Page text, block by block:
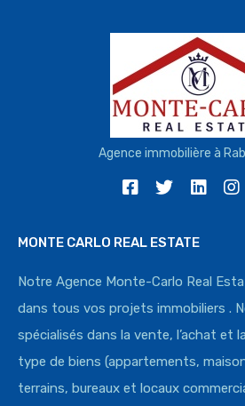
Agence immobilière à
MONTE CARLO REAL ESTATE
Notre Agence Monte-Carlo Real
dans tous vos projets immobiliers .
spécialisés dans la vente, l’achat et
type de biens (appartements,
terrains, bureaux et locaux